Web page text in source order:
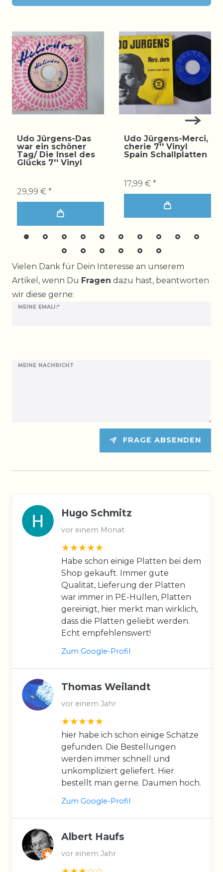
Udo Jürgens-Das
war ein schöner
Tag/ Die Insel des
Glücks 7'' Vinyl
29,99 € *
Udo Jürgens-Merci,
cherie 7'' Vinyl
Spain Schallplatten
17,99 € *
Vielen Dank für Dein Interesse an unserem
Artikel, wenn Du Fragen dazu hast, beantworten
wir diese gerne:
MEINE EMALI:*
MEINE NACHRICHT
Ceres::Template.mailFormHoneypotLabel
FRAGE ABSENDEN
Hugo Schmitz
vor einem Monat
Habe schon einige Platten bei dem
Shop gekauft. Immer gute
Qualität, Lieferung der Platten
war immer in PE-Hüllen, Platten
gereinigt, hier merkt man wirklich,
dass die Platten geliebt werden.
Echt empfehlenswert!
Zum Google-Profil
Thomas Weilandt
vor einem Jahr
hier habe ich schon einige Schätze
gefunden. Die Bestellungen
werden immer schnell und
unkompliziert geliefert. Hier
bestellt man gerne. Daumen hoch.
Zum Google-Profil
Albert Haufs
vor einem Jahr